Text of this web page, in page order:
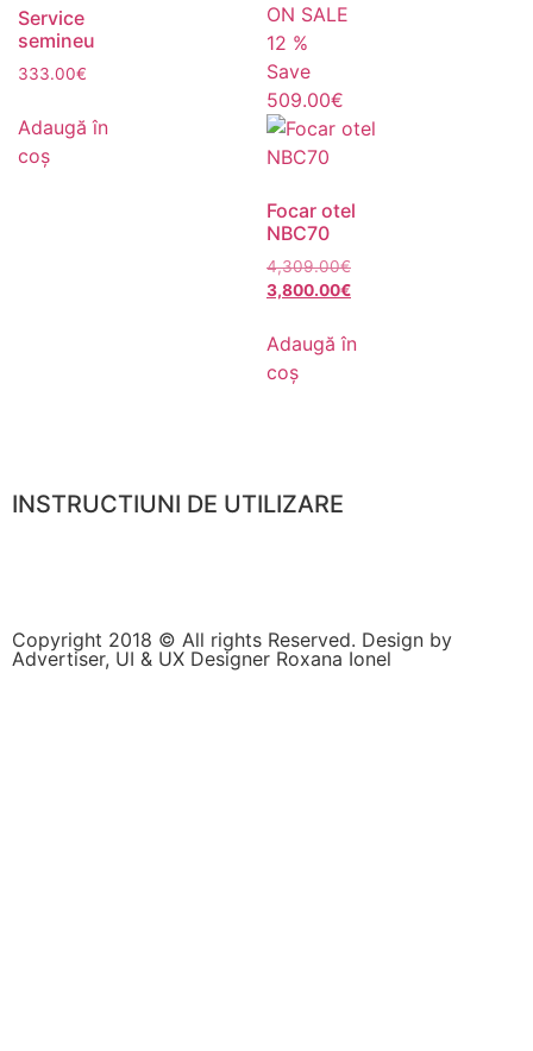
Service
semineu
333.00€
Adaugă în
coș
ON SALE
12 %
Save
509.00€
Focar otel
NBC70
4,309.00€
3,800.00€
Adaugă în
coș
INSTRUCTIUNI DE UTILIZARE
Copyright 2018 © All rights Reserved. Design by
Advertiser, UI & UX Designer Roxana Ionel